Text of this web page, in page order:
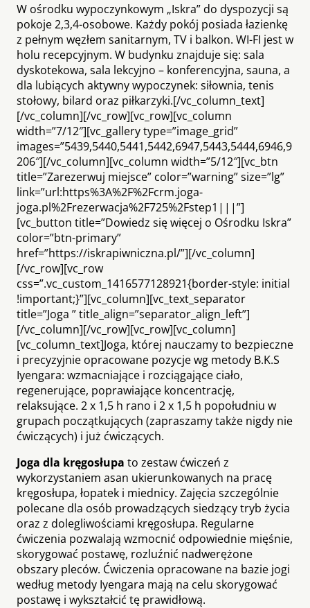
W ośrodku wypoczynkowym „Iskra” do dyspozycji są
pokoje 2,3,4-osobowe. Każdy pokój posiada łazienkę
z pełnym węzłem sanitarnym, TV i balkon. WI-FI jest w
holu recepcyjnym. W budynku znajduje się: sala
dyskotekowa, sala lekcyjno – konferencyjna, sauna, a
dla lubiących aktywny wypoczynek: siłownia, tenis
stołowy, bilard oraz piłkarzyki.[/vc_column_text]
[/vc_column][/vc_row][vc_row][vc_column
width=”7/12″][vc_gallery type=”image_grid”
images=”5439,5440,5441,5442,6947,5443,5444,6946,9
206″][/vc_column][vc_column width=”5/12″][vc_btn
title=”Zarezerwuj miejsce” color=”warning” size=”lg”
link=”url:https%3A%2F%2Fcrm.joga-
joga.pl%2Frezerwacja%2F725%2Fstep1|||”]
[vc_button title=”Dowiedz się więcej o Ośrodku Iskra”
color=”btn-primary”
href=”https://iskrapiwniczna.pl/”][/vc_column]
[/vc_row][vc_row
css=”.vc_custom_1416577128921{border-style: initial
!important;}”][vc_column][vc_text_separator
title=”Joga ” title_align=”separator_align_left”]
[/vc_column][/vc_row][vc_row][vc_column]
[vc_column_text]Joga, której nauczamy to bezpieczne
i precyzyjnie opracowane pozycje wg metody B.K.S
Iyengara: wzmacniające i rozciągające ciało,
regenerujące, poprawiające koncentrację,
relaksujące. 2 x 1,5 h rano i 2 x 1,5 h popołudniu w
grupach początkujących (zapraszamy także nigdy nie
ćwiczących) i już ćwiczących.
Joga dla kręgosłupa to zestaw ćwiczeń z
wykorzystaniem asan ukierunkowanych na pracę
kręgosłupa, łopatek i miednicy. Zajęcia szczególnie
polecane dla osób prowadzących siedzący tryb życia
oraz z dolegliwościami kręgosłupa. Regularne
ćwiczenia pozwalają wzmocnić odpowiednie mięśnie,
skorygować postawę, rozluźnić nadwerężone
obszary pleców. Ćwiczenia opracowane na bazie jogi
według metody Iyengara mają na celu skorygować
postawę i wykształcić tę prawidłową.